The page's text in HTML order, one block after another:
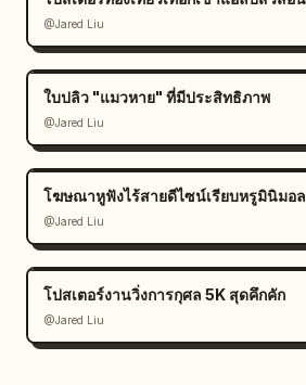
@Jared Liu
ใบปลิว "แมวหาย" ที่มีประสิทธิภาพ
@Jared Liu
โฆษณาหูฟังไร้สายดีไซน์เรียบหรูมินิมอล
@Jared Liu
โปสเตอร์งานวิ่งการกุศล 5K สุดคึกคัก
@Jared Liu